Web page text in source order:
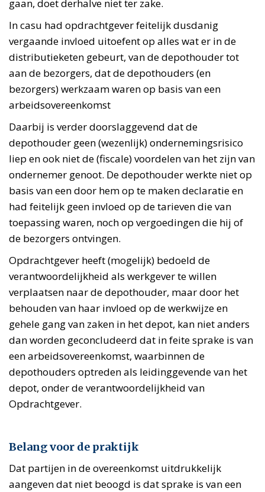
gaan, doet derhalve niet ter zake.
In casu had opdrachtgever feitelijk dusdanig
vergaande invloed uitoefent op alles wat er in de
distributieketen gebeurt, van de depothouder tot
aan de bezorgers, dat de depothouders (en
bezorgers) werkzaam waren op basis van een
arbeidsovereenkomst
Daarbij is verder doorslaggevend dat de
depothouder geen (wezenlijk) ondernemingsrisico
liep en ook niet de (fiscale) voordelen van het zijn van
ondernemer genoot. De depothouder werkte niet op
basis van een door hem op te maken declaratie en
had feitelijk geen invloed op de tarieven die van
toepassing waren, noch op vergoedingen die hij of
de bezorgers ontvingen.
Opdrachtgever heeft (mogelijk) bedoeld de
verantwoordelijkheid als werkgever te willen
verplaatsen naar de depothouder, maar door het
behouden van haar invloed op de werkwijze en
gehele gang van zaken in het depot, kan niet anders
dan worden geconcludeerd dat in feite sprake is van
een arbeidsovereenkomst, waarbinnen de
depothouders optreden als leidinggevende van het
depot, onder de verantwoordelijkheid van
Opdrachtgever.
Belang voor de praktijk
Dat partijen in de overeenkomst uitdrukkelijk
aangeven dat niet beoogd is dat sprake is van een